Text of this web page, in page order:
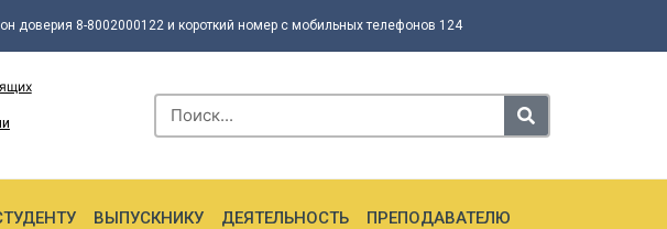
доверия 8-8002000122 и короткий номер с мобильных телефонов 124
ВЫПУСКНИКУ ДЕЯТЕЛЬНОСТЬ ПРЕПОДАВАТЕЛЮ